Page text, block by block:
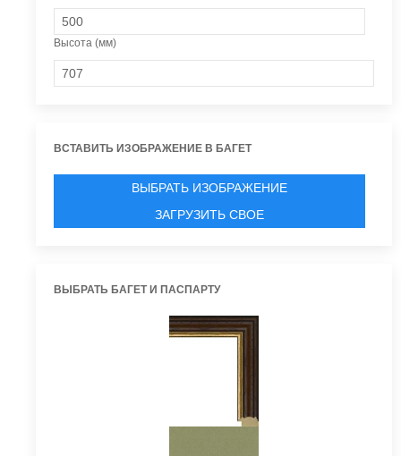
Высота (мм)
ВСТАВИТЬ ИЗОБРАЖЕНИЕ В БАГЕТ
ВЫБРАТЬ ИЗОБРАЖЕНИЕ
ЗАГРУЗИТЬ СВОЕ
ВЫБРАТЬ БАГЕТ И ПАСПАРТУ